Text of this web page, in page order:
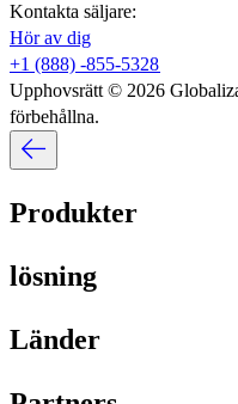
Kontakta säljare:​​
Hör av dig​​
+1 (888) -855-5328​​
Upphovsrätt © 2026
förbehållna.​​
Produkter​​
lösning​​
Länder​​